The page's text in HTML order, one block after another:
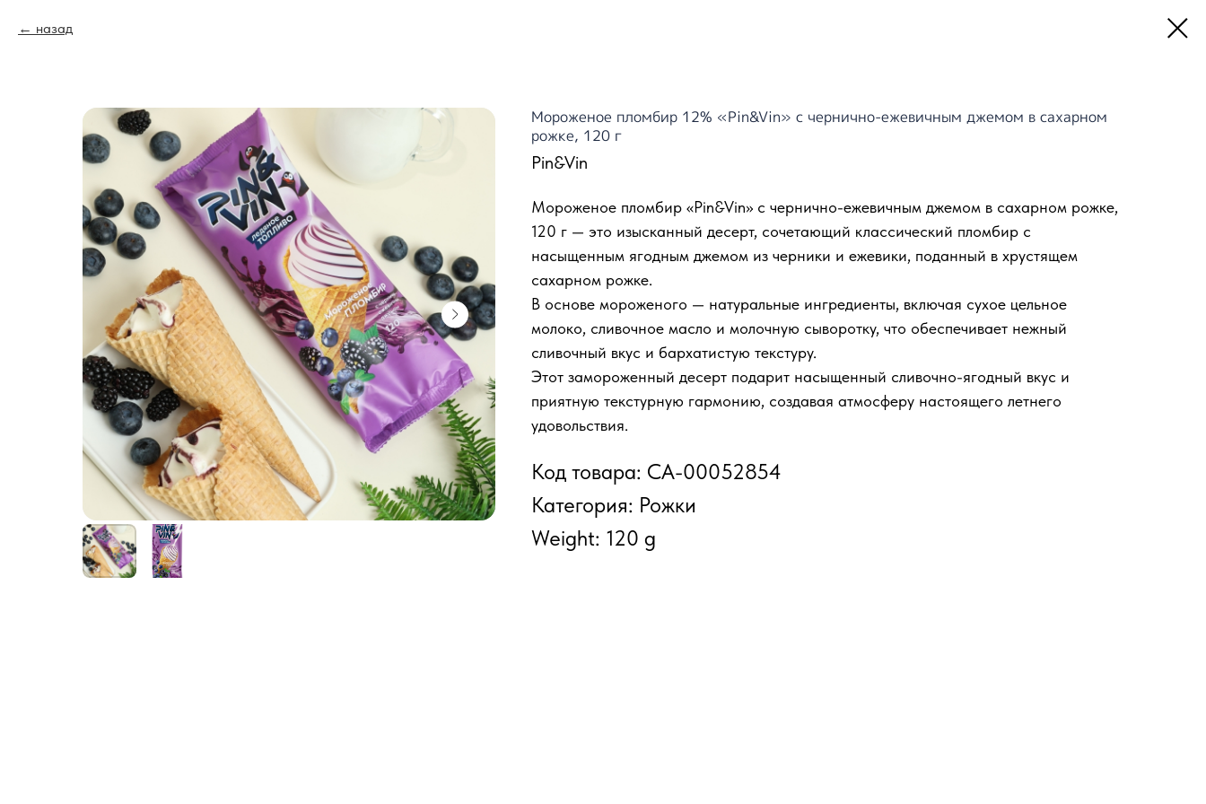
назад
Мороженое пломбир 12% «Pin&Vin» с чернично-ежевичным джемом в сахарном
рожке, 120 г
Pin&Vin
Мороженое пломбир «Pin&Vin» с чернично-ежевичным джемом в сахарном рожке,
120 г — это изысканный десерт, сочетающий классический пломбир с
насыщенным ягодным джемом из черники и ежевики, поданный в хрустящем
сахарном рожке.
В основе мороженого — натуральные ингредиенты, включая сухое цельное
молоко, сливочное масло и молочную сыворотку, что обеспечивает нежный
сливочный вкус и бархатистую текстуру.
Этот замороженный десерт подарит насыщенный сливочно-ягодный вкус и
приятную текстурную гармонию, создавая атмосферу настоящего летнего
удовольствия.
Код товара: СА-00052854
Категория: Рожки
Weight: 120 g